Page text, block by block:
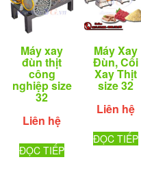
Máy xay
đùn thịt
công
nghiệp size
32
Liên hệ
ĐỌC TIẾP
Máy Xay
Đùn, Cối
Xay Thịt
size 32
Liên hệ
ĐỌC TIẾP